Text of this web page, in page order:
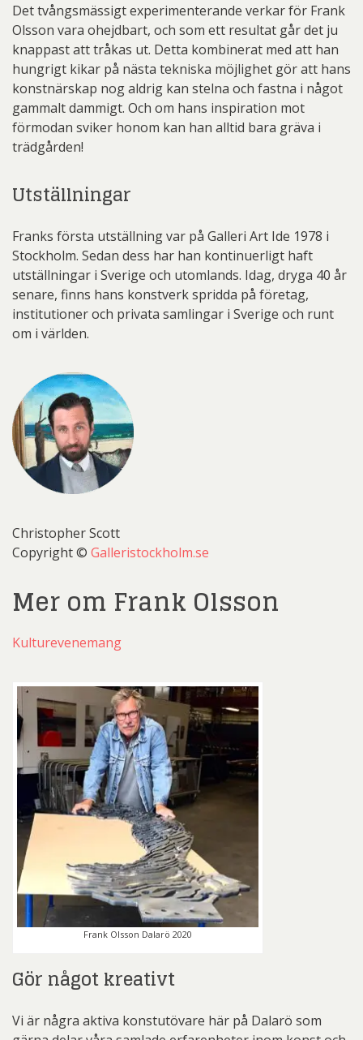
Det tvångsmässigt experimenterande verkar för Frank
Olsson vara ohejdbart, och som ett resultat går det ju
knappast att tråkas ut. Detta kombinerat med att han
hungrigt kikar på nästa tekniska möjlighet gör att hans
konstnärskap nog aldrig kan stelna och fastna i något
gammalt dammigt. Och om hans inspiration mot
förmodan sviker honom kan han alltid bara gräva i
trädgården!
Utställningar
Franks första utställning var på Galleri Art Ide 1978 i
Stockholm. Sedan dess har han kontinuerligt haft
utställningar i Sverige och utomlands. Idag, dryga 40 år
senare, finns hans konstverk spridda på företag,
institutioner och privata samlingar i Sverige och runt
om i världen.
Christopher Scott
Copyright © Galleristockholm.se
Mer om Frank Olsson
Kulturevenemang
Frank Olsson Dalarö 2020
Gör något kreativt
Vi är några aktiva konstutövare här på Dalarö som